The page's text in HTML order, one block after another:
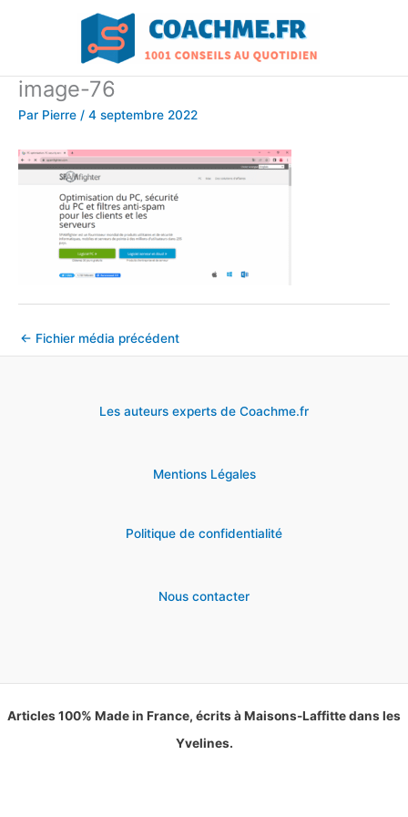
image-76
Par Pierre / 4 septembre 2022
← Fichier média précédent
Les auteurs experts de Coachme.fr
Mentions Légales
Politique de confidentialité
Nous contacter
Articles 100% Made in France, écrits à Maisons-Laffitte dans les
Yvelines.